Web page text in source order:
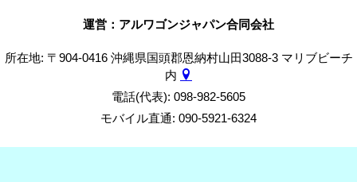
運営：アルワゴンジャパン合同会社
所在地: 〒904-0416 沖縄県国頭郡恩納村山田3088-3 マリブビーチ
内
電話(代表): 098-982-5605
モバイル直通: 090-5921-6324